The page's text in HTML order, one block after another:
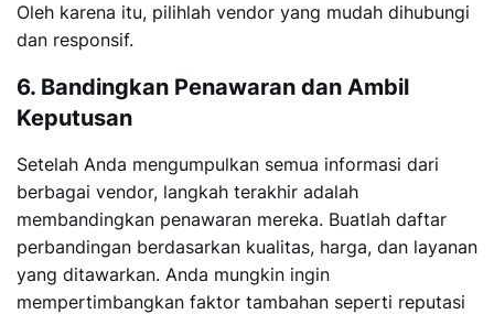
Oleh karena itu, pilihlah vendor yang mudah dihubungi
dan responsif.
6. Bandingkan Penawaran dan Ambil
Keputusan
Setelah Anda mengumpulkan semua informasi dari
berbagai vendor, langkah terakhir adalah
membandingkan penawaran mereka. Buatlah daftar
perbandingan berdasarkan kualitas, harga, dan layanan
yang ditawarkan. Anda mungkin ingin
mempertimbangkan faktor tambahan seperti reputasi